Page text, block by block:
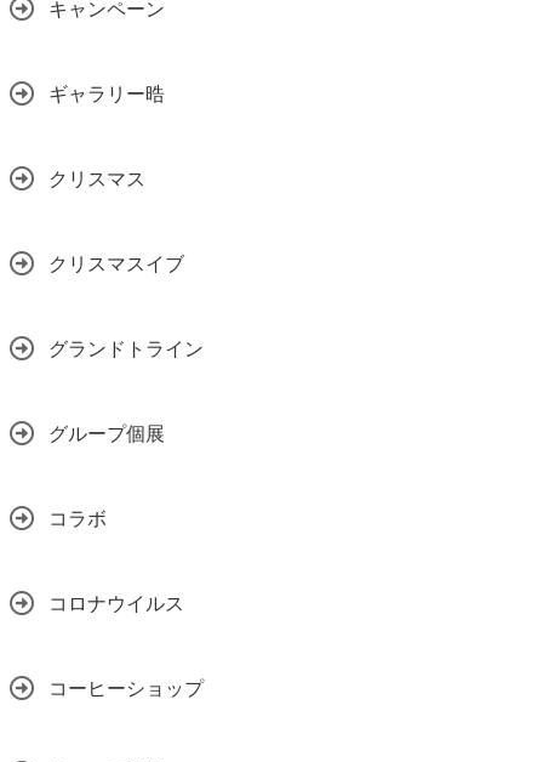
キャンペーン
ギャラリー晧
クリスマス
クリスマスイブ
グランドトライン
グループ個展
コラボ
コロナウイルス
コーヒーショップ